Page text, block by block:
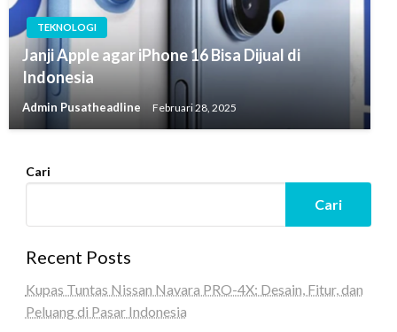
TEKNOLOGI
Janji Apple agar iPhone 16 Bisa Dijual di
Indonesia
Admin Pusatheadline Februari 28, 2025
Cari
Cari
Recent Posts
Kupas Tuntas Nissan Navara PRO-4X: Desain, Fitur, dan
Peluang di Pasar Indonesia